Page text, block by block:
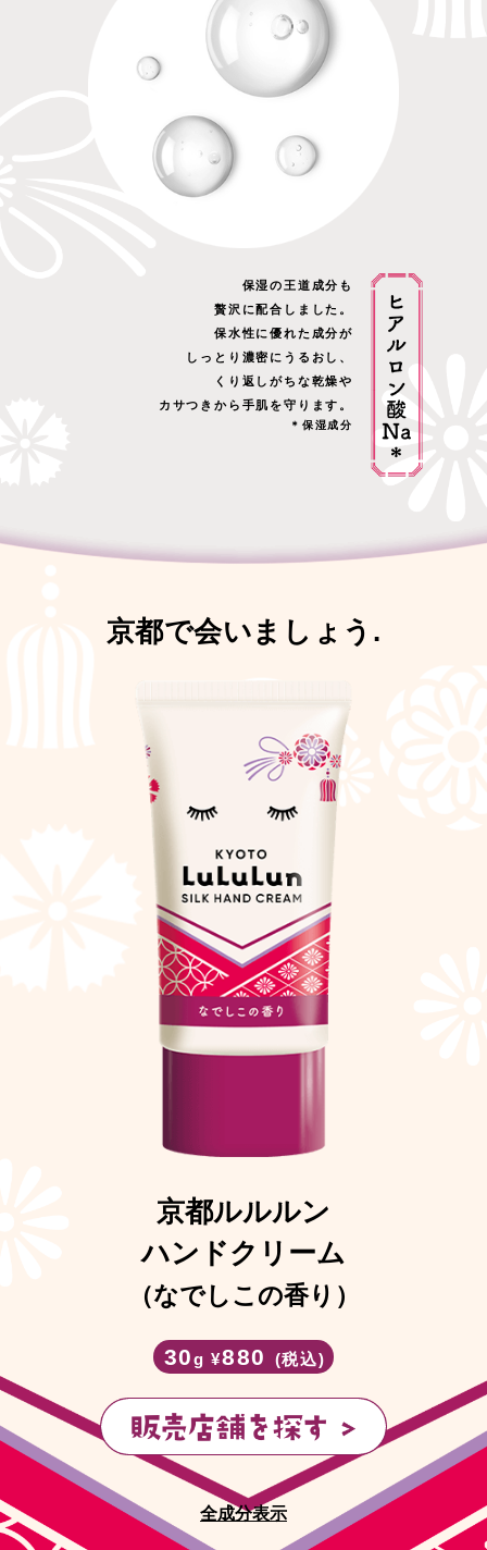
保湿の王道成分も
贅沢に配合しました。
保水性に優れた成分が
しっとり濃密にうるおし、
くり返しがちな乾燥や
カサつきから手肌を守ります。
＊保湿成分
京都で会いましょう.
京都ルルルン
ハンドクリーム
（なでしこの香り）
30g ¥880 (税込)
全成分表示